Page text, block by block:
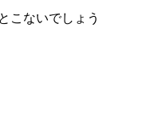
こないでしょう